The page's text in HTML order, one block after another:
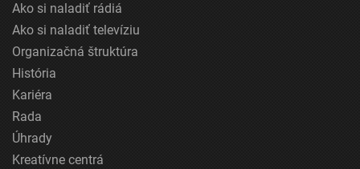
Ako si naladiť rádiá
Ako si naladiť televíziu
Organizačná štruktúra
História
Kariéra
Rada
Úhrady
Kreatívne centrá